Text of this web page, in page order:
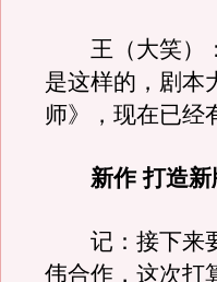
王（大笑）
是这样的，剧本
师》，现在已经
新作 打造新
记：接下来要
伟合作，这次打